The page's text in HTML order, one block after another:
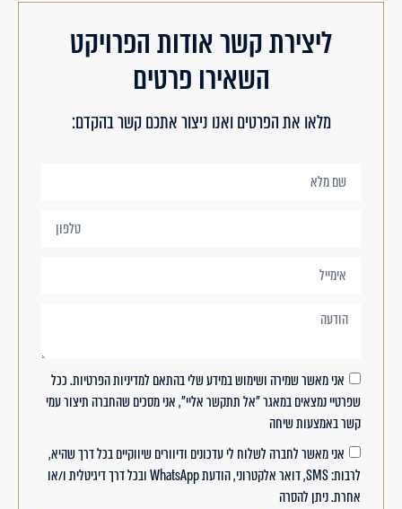
ליצירת קשר אודות הפרויקט
השאירו פרטים
מלאו את הפרטים ואנו ניצור אתכם קשר בהקדם:
אני מאשר שמירה ושימוש במידע שלי בהתאם למדיניות הפרטיות. ככל
שפרטיי נמצאים במאגר "אל תתקשר אליי", אני מסכים שהחברה תיצור עמי
קשר באמצעות שיחה
אני מאשר לחברה לשלוח לי עדכונים ודיוורים שיווקיים בכל דרך שהיא,
לרבות: SMS, דואר אלקטרוני, הודעת WhatsApp ובכל דרך דיגיטלית ו/או
אחרת. ניתן להסרה